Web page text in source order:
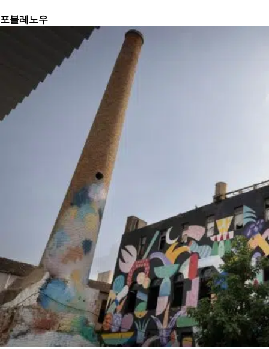
포블레노우